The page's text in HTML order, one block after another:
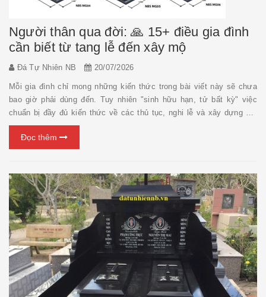
Người thân qua đời: 🙏 15+ điều gia đình
cần biết từ tang lễ đến xây mộ
Đá Tự Nhiên NB 20/07/2026
Mỗi gia đình chỉ mong những kiến thức trong bài viết này sẽ chưa
bao giờ phải dùng đến. Tuy nhiên "sinh hữu hạn, tử bất kỳ" việc
chuẩn bị đầy đủ kiến thức về các thủ tục, nghi lễ và xây dựng mộ
phần sẽ giúp gia đình chủ động hơn khi cần, đồng thời thể hiện sự
chu toàn và lòng hiếu kính đối với ng...
Đọc thêm